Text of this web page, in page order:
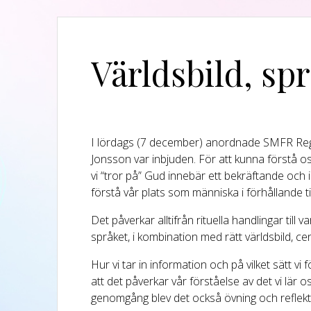
Världsbild,
I lördags (7 december) anordnade SMFR
Jonsson var inbjuden. För att kunna förstå
vi “tror på” Gud innebär ett bekräftande
förstå vår plats som människa i förhållande
Det påverkar alltifrån rituella handlingar till
språket, i kombination med rätt världsbild,
Hur vi tar in information och på vilket sätt
att det påverkar vår förståelse av det vi lär
genomgång blev det också övning och